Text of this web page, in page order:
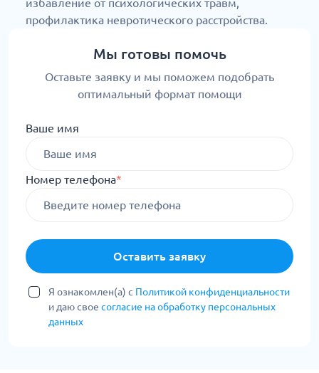
избавление от психологических травм,
профилактика невротического расстройства.
Мы готовы помочь
Оставьте заявку и мы поможем подобрать
оптимальный формат помощи
Ваше имя
Номер телефона*
Оставить заявку
Я ознакомлен(а) с Политикой конфиденциальности
и даю свое согласие на обработку персональных
данных